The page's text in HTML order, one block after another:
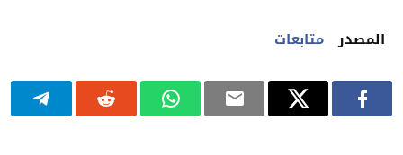
المصدر متابعات